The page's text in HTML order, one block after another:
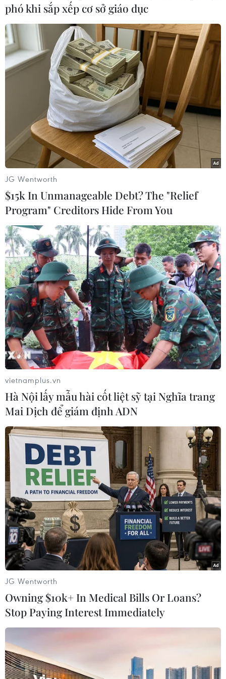
độ về Thụy Điển xét xử các cáo buộc xâm hại
tình dục và cưỡng hiếp.
Ông Assange luôn phủ nhận mọi cáo buộc trên
và gọi đó là âm mưu chính trị, liên quan tới vụ
rò rỉ thông tin mật của quân đội Mỹ và nhiều tài
liệu ngoại giao của quốc gia này. Ông này cũng
luôn khẳng định việc bị dẫn độ về Thụy Điển sẽ
mở đường cho quá trình dẫn độ ông về Mỹ.
Nếu bị kết tội cả 18 tội danh trên tại Mỹ, ông
Assange có thể bị kết án tới 175 năm tù giam./.
#Julian Assange
#Nhà sáng lập WikiLeaks
#Bộ Nội vụ Anh
Theo dõi VietnamPlus
TIN LIÊN QUAN
phó khi sắp xếp cơ sở giáo dục
JG Wentworth
$15k In Unmanageable Debt? The "Relief
Program" Creditors Hide From You
vietnamplus.vn
Hà Nội lấy mẫu hài cốt liệt sỹ tại Nghĩa trang
Mai Dịch để giám định ADN
JG Wentworth
Owning $10k+ In Medical Bills Or Loans?
Stop Paying Interest Immediately